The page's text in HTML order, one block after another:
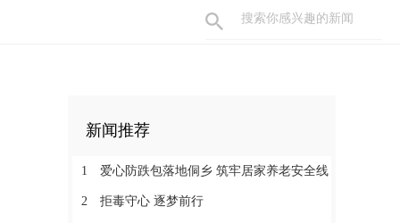
新闻推荐
1 爱心防跌包落地侗乡 筑牢居家养老安全线
2 拒毒守心 逐梦前行